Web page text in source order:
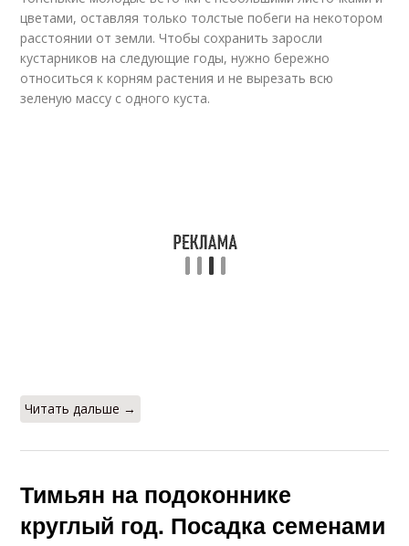
цветами, оставляя только толстые побеги на некотором
расстоянии от земли. Чтобы сохранить заросли
кустарников на следующие годы, нужно бережно
относиться к корням растения и не вырезать всю
зеленую массу с одного куста.
Читать дальше →
Тимьян на подоконнике
круглый год. Посадка семенами